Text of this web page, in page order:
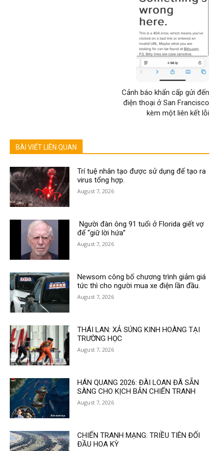
Cảnh báo khẩn cấp gửi đến
điện thoại ở San Francisco
kèm một liên kết lỗi
BÀI VIẾT LIÊN QUAN
Trí tuệ nhân tạo được sử dụng để tạo ra
virus tổng hợp.
August 7, 2026
Người đàn ông 91 tuổi ở Florida giết vợ
để “giữ lời hứa”
August 7, 2026
Newsom công bố chương trình giảm giá
tức thì cho người mua xe điện lần đầu.
August 7, 2026
THÁI LAN: XẢ SÚNG KINH HOÀNG TẠI
TRƯỜNG HỌC
August 7, 2026
HÁN QUANG 2026: ĐÀI LOAN ĐÃ SẴN
SÀNG CHO KỊCH BẢN CHIẾN TRANH
August 7, 2026
CHIẾN TRANH MẠNG: TRIỀU TIÊN ĐỐI
ĐẦU HOA KỲ